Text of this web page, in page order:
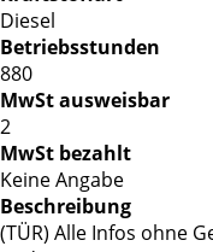
Diesel
Betriebsstunden
880
MwSt ausweisbar
2
MwSt bezahlt
Keine Angabe
Beschreibung
(TÜR) Alle Infos ohne